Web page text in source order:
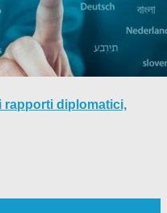
rapporti diplomatici,